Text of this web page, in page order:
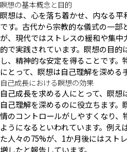
瞑想の基本概念と目的
瞑想は、心を落ち着かせ、内なる
です。古代から宗教的な儀式の一部
が、現代ではストレスの緩和や集中
的で実践されています。瞑想の目的
し、精神的な安定を得ることです。
にとって、瞑想は自己理解を深める
自己成長における瞑想の効果
自己成長を求める人にとって、瞑想
自己理解を深めるのに役立ちます。
情のコントロールがしやすくなり、
ようになるといわれています。例え
た人々の75%が、1か月後にはスト
増したと報告しています。